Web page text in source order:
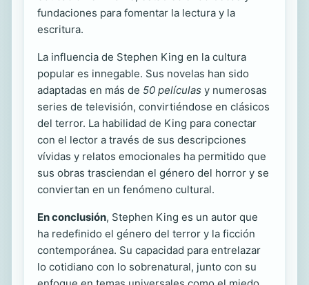
fundaciones para fomentar la lectura y la
escritura.
La influencia de Stephen King en la cultura
popular es innegable. Sus novelas han sido
adaptadas en más de 50 películas y numerosas
series de televisión, convirtiéndose en clásicos
del terror. La habilidad de King para conectar
con el lector a través de sus descripciones
vívidas y relatos emocionales ha permitido que
sus obras trasciendan el género del horror y se
conviertan en un fenómeno cultural.
En conclusión, Stephen King es un autor que
ha redefinido el género del terror y la ficción
contemporánea. Su capacidad para entrelazar
lo cotidiano con lo sobrenatural, junto con su